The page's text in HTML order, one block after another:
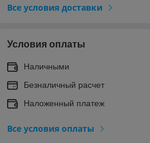
Все условия доставки
Условия оплаты
Наличными
Безналичный расчет
Наложенный платеж
Все условия оплаты